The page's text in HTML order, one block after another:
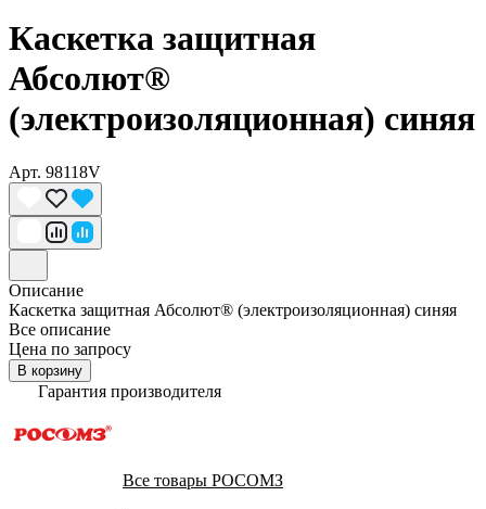
Каскетка защитная
Абсолют®
(электроизоляционная) синяя
Арт. 98118V
Описание
Каскетка защитная Абсолют® (электроизоляционная) синяя
Все описание
Цена по запросу
В корзину
Гарантия производителя
Все товары РОСОМЗ